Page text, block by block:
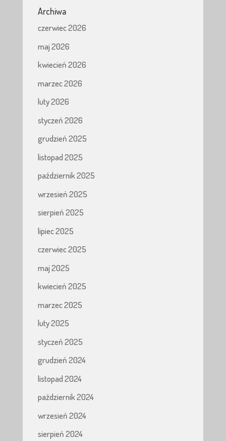
Archiwa
czerwiec 2026
maj 2026
kwiecień 2026
marzec 2026
luty 2026
styczeń 2026
grudzień 2025
listopad 2025
październik 2025
wrzesień 2025
sierpień 2025
lipiec 2025
czerwiec 2025
maj 2025
kwiecień 2025
marzec 2025
luty 2025
styczeń 2025
grudzień 2024
listopad 2024
październik 2024
wrzesień 2024
sierpień 2024